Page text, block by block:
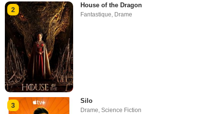
2
House of the Dragon
Fantastique Drame
3
Silo
Drame,Science Fiction